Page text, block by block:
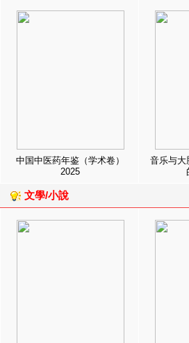
中国中医药年鉴（学术卷）
2025
音乐与大
文學/小說